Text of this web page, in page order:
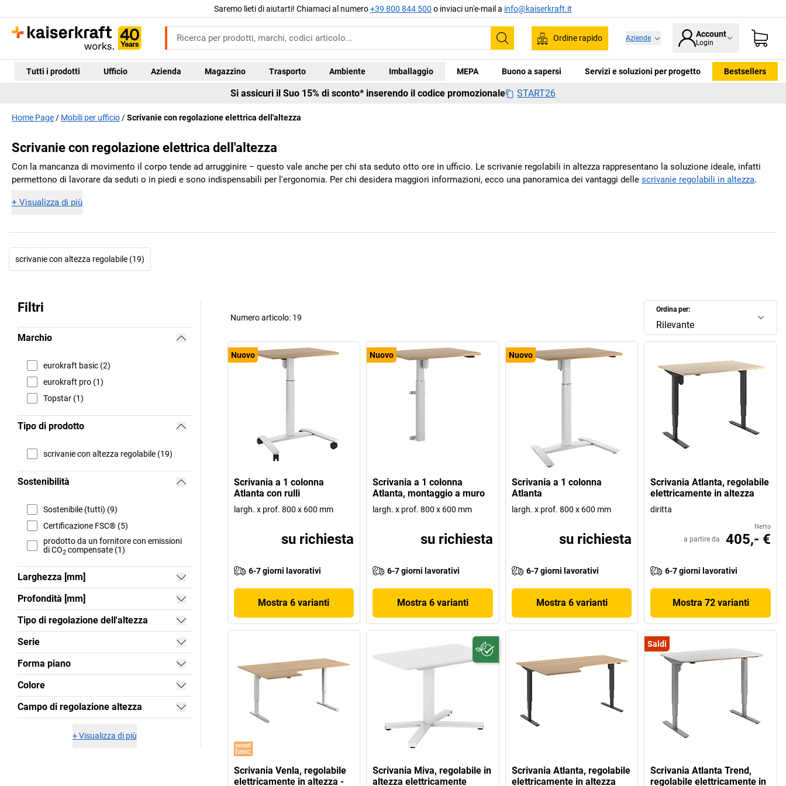
Saremo lieti di aiutarti! Chiamaci al numero+39 800 844 500 o inviaci un'e-mail a info@kaiserkraft.it
Cerca
Ordine rapido Aziende Account
Login
Tutti i prodotti Ufficio Azienda Magazzino Trasporto Ambiente Imballaggio MEPA Buono a sapersi Servizi e soluzioni per progetto Bestsellers
Si assicuri il Suo 15% di sconto* inserendo il codice promozionale START26
Home Page Mobili per ufficio Scrivanie con regolazione elettrica dell'altezza
Scrivanie con regolazione elettrica dell'altezza
Con la mancanza di movimento il corpo tende ad arrugginire − questo vale anche per chi sta seduto otto ore in ufficio. Le scrivanie regolabili in altezza rappresentano la soluzione ideale, infatti
permettono di lavorare da seduti o in piedi e sono indispensabili per l'ergonomia. Per chi desidera maggiori informazioni, ecco una panoramica dei vantaggi delle scrivanie regolabili in altezza.
+ Visualizza di più
scrivanie con altezza regolabile (19)
Filtri
Marchio
eurokraft basic (2)
eurokraft pro (1)
Topstar (1)
Tipo di prodotto
scrivanie con altezza regolabile (19)
Sostenibilità
Sostenibile (tutti) (9)
Certificazione FSC® (5)
prodotto da un fornitore con emissioni
di CO2 compensate (1)
Larghezza [mm]
Profondità [mm]
Tipo di regolazione dell'altezza
Serie
Forma piano
Colore
Campo di regolazione altezza
+Visualizza di più
Ordina per:
Rilevante
Numero articolo: 19
Nuovo
Scrivania a 1 colonna
Atlanta con rulli
largh. x prof. 800 x 600 mm
su richiesta
6-7 giorni lavorativi
Mostra 6 varianti
Nuovo
Scrivania a 1 colonna
Atlanta, montaggio a muro
largh. x prof. 800 x 600 mm
su richiesta
6-7 giorni lavorativi
Mostra 6 varianti
Nuovo
Scrivania a 1 colonna
Atlanta
largh. x prof. 800 x 600 mm
su richiesta
6-7 giorni lavorativi
Mostra 6 varianti
Scrivania Atlanta, regolabile
elettricamente in altezza
diritta
Netto
a partire da 405,- €
6-7 giorni lavorativi
Mostra 72 varianti
Scrivania Venla, regolabile
elettricamente in altezza -
Scrivania Miva, regolabile in
altezza elettricamente
Scrivania Atlanta, regolabile
elettricamente in altezza
Saldi
Scrivania Atlanta Trend,
regolabile elettricamente in